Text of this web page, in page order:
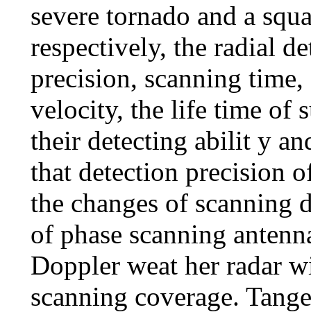
severe tornado and a
respectively, the radial
precision, scanning
velocity, the life time of
their detecting abilit y
that detection precision
the changes of scanning
of phase scanning
Doppler weat her radar
scanning coverage.